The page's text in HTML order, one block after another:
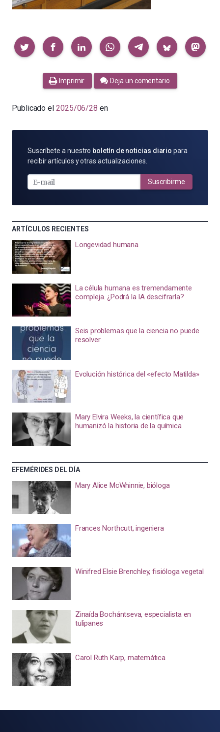
Compartir
Imprimir Deja un comentario
Publicado el 2025/06/28 en
SUSCRÍBETE
POR
MAIL
Suscríbete a nuestro boletín de noticias diario para
recibir artículos y otras actualizaciones.
Suscribirme
ARTÍCULOS RECIENTES
Longevidad humana
La célula humana es tremendamente
compleja. ¿Podrá la IA descifrarla?
Seis problemas que la ciencia no puede
resolver
Evolución histórica del «efecto Matilda»
Mary Elvira Weeks, la científica que
humanizó la historia de la química
EFEMÉRIDES DEL DÍA
Mary Alice McWhinnie, bióloga
Frances Northcutt, ingeniera
Winifred Elsie Brenchley, fisióloga vegetal
Zinaída Bochántseva, especialista en
tulipanes
Carol Ruth Karp, matemática